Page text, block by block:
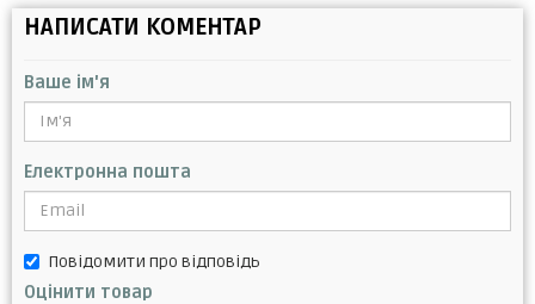
НАПИСАТИ КОМЕНТАР
Ваше ім'я
Електронна пошта
Повідомити про відповідь
Оцінити товар